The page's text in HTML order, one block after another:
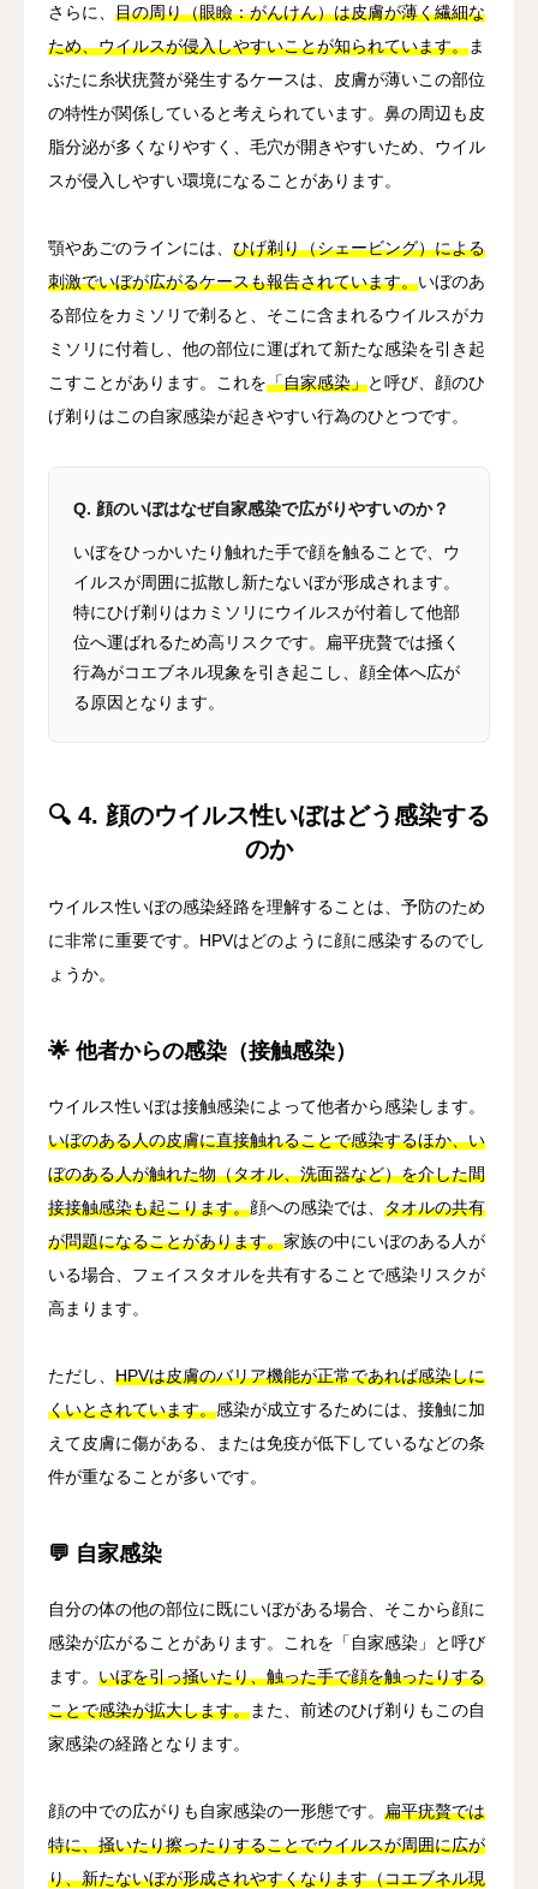
さらに、 目の周り（眼瞼：がんけん）は皮膚が薄く繊細な
ため、ウイルスが侵入しやすいことが知られています。ま
ぶたに糸状疣贅が発生するケースは、皮膚が薄いこの部位
の特性が関係していると考えられています。鼻の周辺も皮
脂分泌が多くなりやすく、毛穴が開きやすいため、ウイル
スが侵入しやすい環境になることがあります。
顎やあごのラインには、 ひげ剃り（シェービング）による
刺激でいぼが広がるケースも報告されています。いぼのあ
る部位をカミソリで剃ると、そこに含まれるウイルスがカ
ミソリに付着し、他の部位に運ばれて新たな感染を引き起
こすことがあります。これを「自家感染」と呼び、顔のひ
げ剃りはこの自家感染が起きやすい行為のひとつです。
Q. 顔のいぼはなぜ自家感染で広がりやすいのか？
いぼをひっかいたり触れた手で顔を触ることで、ウ
イルスが周囲に拡散し新たないぼが形成されます。
特にひげ剃りはカミソリにウイルスが付着して他部
位へ運ばれるため高リスクです。扁平疣贅では掻く
行為がコエブネル現象を引き起こし、顔全体へ広が
る原因となります。
🔍 4. 顔のウイルス性いぼはどう感染する
のか
ウイルス性いぼの感染経路を理解することは、予防のため
に非常に重要です。HPVはどのように顔に感染するのでし
ょうか。
🌟 他者からの感染（接触感染）
ウイルス性いぼは接触感染によって他者から感染します。
いぼのある人の皮膚に直接触れることで感染するほか、い
ぼのある人が触れた物（タオル、洗面器など）を介した間
接接触感染も起こります。顔への感染では、 タオルの共有
が問題になることがあります。家族の中にいぼのある人が
いる場合、フェイスタオルを共有することで感染リスクが
高まります。
ただし、 HPVは皮膚のバリア機能が正常であれば感染しに
くいとされています。感染が成立するためには、接触に加
えて皮膚に傷がある、または免疫が低下しているなどの条
件が重なることが多いです。
💬 自家感染
自分の体の他の部位に既にいぼがある場合、そこから顔に
感染が広がることがあります。これを「自家感染」と呼び
ます。 いぼを引っ掻いたり、触った手で顔を触ったりする
ことで感染が拡大します。また、前述のひげ剃りもこの自
家感染の経路となります。
顔の中での広がりも自家感染の一形態です。 扁平疣贅では
特に、掻いたり擦ったりすることでウイルスが周囲に広が
り、新たないぼが形成されやすくなります（コエブネル現